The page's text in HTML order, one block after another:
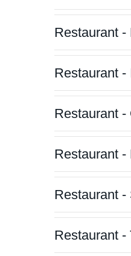
Restaurant -
Restaurant -
Restaurant
Restaurant -
Restaurant -
Restaurant -